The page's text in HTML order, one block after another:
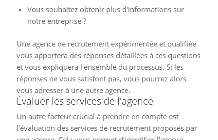
Vous souhaitez obtenir plus d'informations sur
notre entreprise ?
Une agence de recrutement expérimentée et qualifiée
vous apportera des réponses détaillées à ces questions
et vous expliquera l'ensemble du processus. Si les
réponses ne vous satisfont pas, vous pourrez alors
vous adresser à une autre agence.
Évaluer les services de l'agence
Un autre facteur crucial à prendre en compte est
l'évaluation des services de recrutement proposés par